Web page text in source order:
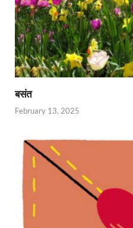
बसंत
February 13, 2025